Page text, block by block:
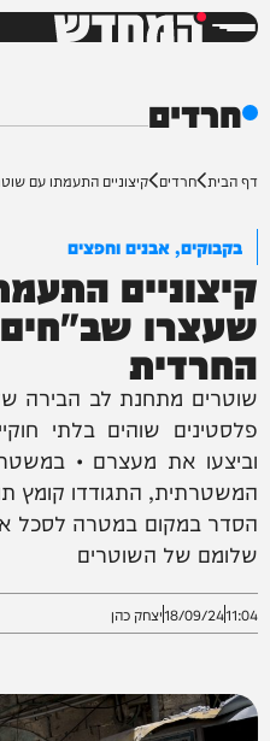
המחדש
חרדים
דף הבית חרדים קיצוניים התעמתו עם
בקבוקים, אבנים וחפצים
קיצוניים
שעצרו
החרדית
שוטרים מתחנת לב הבירה
פלסטינים שוהים בלתי
וביצעו את מעצרם •
המשטרתית, התגודדו קומץ
הסדר במקום במטרה לסכל
שלומם של השוטרים
11:04
18/09/24יצחק כהן